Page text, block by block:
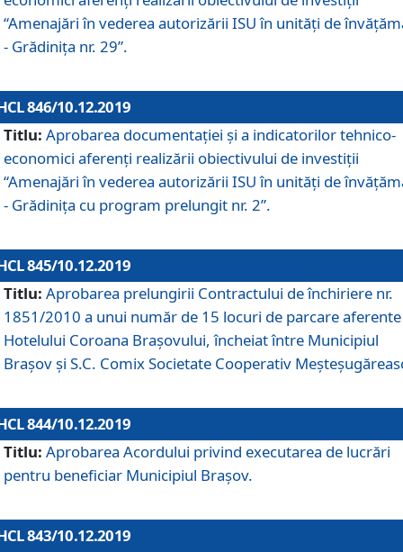
“Amenajări în vederea autorizării ISU în unități de
- Grădinița nr. 29”.
846/10.12.2019
Titlu: Aprobarea documentației și a indicatorilor tehnico-
economici aferenți realizării obiectivului de investiții
“Amenajări în vederea autorizării ISU în unități de
- Grădinița cu program prelungit nr. 2”.
845/10.12.2019
Titlu: Aprobarea prelungirii Contractului de închiriere nr.
1851/2010 a unui număr de 15 locuri de parcare aferente
Hotelului Coroana Brașovului, încheiat între Municipiul
Braşov şi S.C. Comix Societate Cooperativ
844/10.12.2019
Titlu: Aprobarea Acordului privind executarea de lucrări
pentru beneficiar Municipiul Brașov.
843/10.12.2019